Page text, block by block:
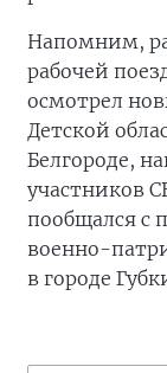
Напомним,
рабочей
осмотрел
Детской
Белгороде,
участников
пообщался с
военно-
в городе